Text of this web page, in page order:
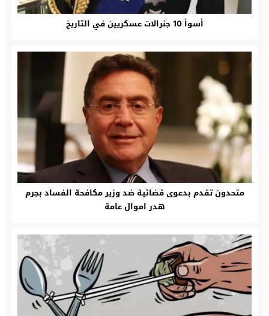
أسوأ 10 جنرالات عسكريين في التاريخ
متحدون تقدم بدعوى قضائية ضد وزير مكافحة الفساد بجرم
هدر اموال عامة